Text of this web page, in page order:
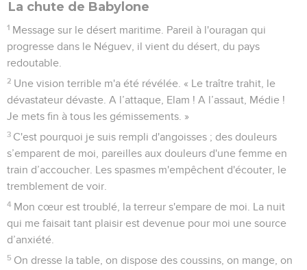
La chute de Babylone
1 Message sur le désert maritime. Pareil à l'ouragan qui
progresse dans le Néguev, il vient du désert, du pays
redoutable.
2 Une vision terrible m'a été révélée. « Le traître trahit, le
dévastateur dévaste. A l’attaque, Elam ! A l’assaut, Médie !
Je mets fin à tous les gémissements. »
3 C'est pourquoi je suis rempli d'angoisses ; des douleurs
s’emparent de moi, pareilles aux douleurs d'une femme en
train d’accoucher. Les spasmes m'empêchent d'écouter, le
tremblement de voir.
4 Mon cœur est troublé, la terreur s'empare de moi. La nuit
qui me faisait tant plaisir est devenue pour moi une source
d’anxiété.
5 On dresse la table, on dispose des coussins, on mange, on